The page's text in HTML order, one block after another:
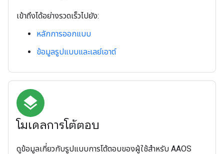
เข้าถึงได้อย่างรวดเร็วไปยัง:
หลักการออกแบบ
ข้อมูลรูปแบบและเลย์เอาต์
layers
โมเดลการโต้ตอบ
ดูข้อมูลเกี่ยวกับรูปแบบการโต้ตอบของผู้ใช้สำหรับ AAOS